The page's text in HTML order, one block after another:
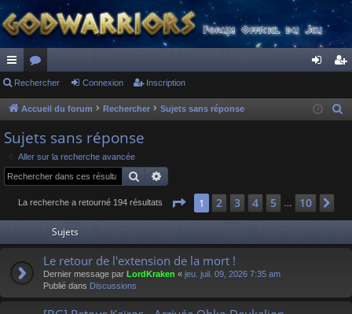
ac
co
ur
ci
s
or
u
s
ne cri
Rechercher Connexion Inscription
Accueil du forum Rechercher Sujets sans réponse
e
Sujets sans réponse
Aller sur la recherche avancée
Rechercher
La recherche a retourné 194 résultats Page 1sur 10
1 2 3 4 5 10
Sujets
Le retour de l'extension de la mort !
Dernier message par LordKraken « jeu. juil. 09, 2026 7:35 am
Publié dans Discussions